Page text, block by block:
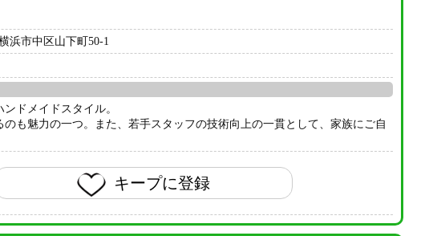
浜市中区山下町50-1
ドメイドスタイル。
も魅力の一つ。また、若手スタッフの技術向上の一貫として、家族にご自
キープに登録